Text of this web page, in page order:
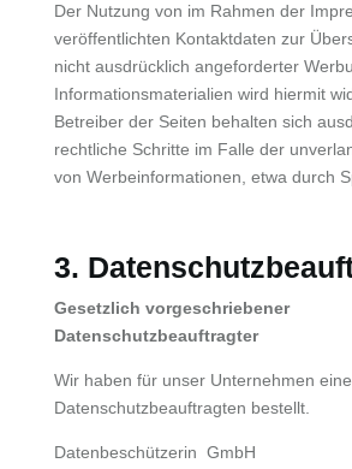
Der Nutzung von im Rahmen der
veröffentlichten Kontaktdaten zur
nicht ausdrücklich angeforderter
Informationsmaterialien wird hiermit
Betreiber der Seiten behalten sich
rechtliche Schritte im Falle der
von Werbeinformationen, etwa durch
3.
Gesetzlich vorgeschriebener
Datenschutzbeauftragter
Wir haben für unser Unternehmen
Datenschutzbeauftragten bestellt.
Datenbeschützerin GmbH